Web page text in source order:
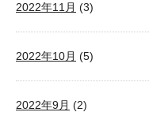
2022年11月 (3)
2022年10月 (5)
2022年9月 (2)